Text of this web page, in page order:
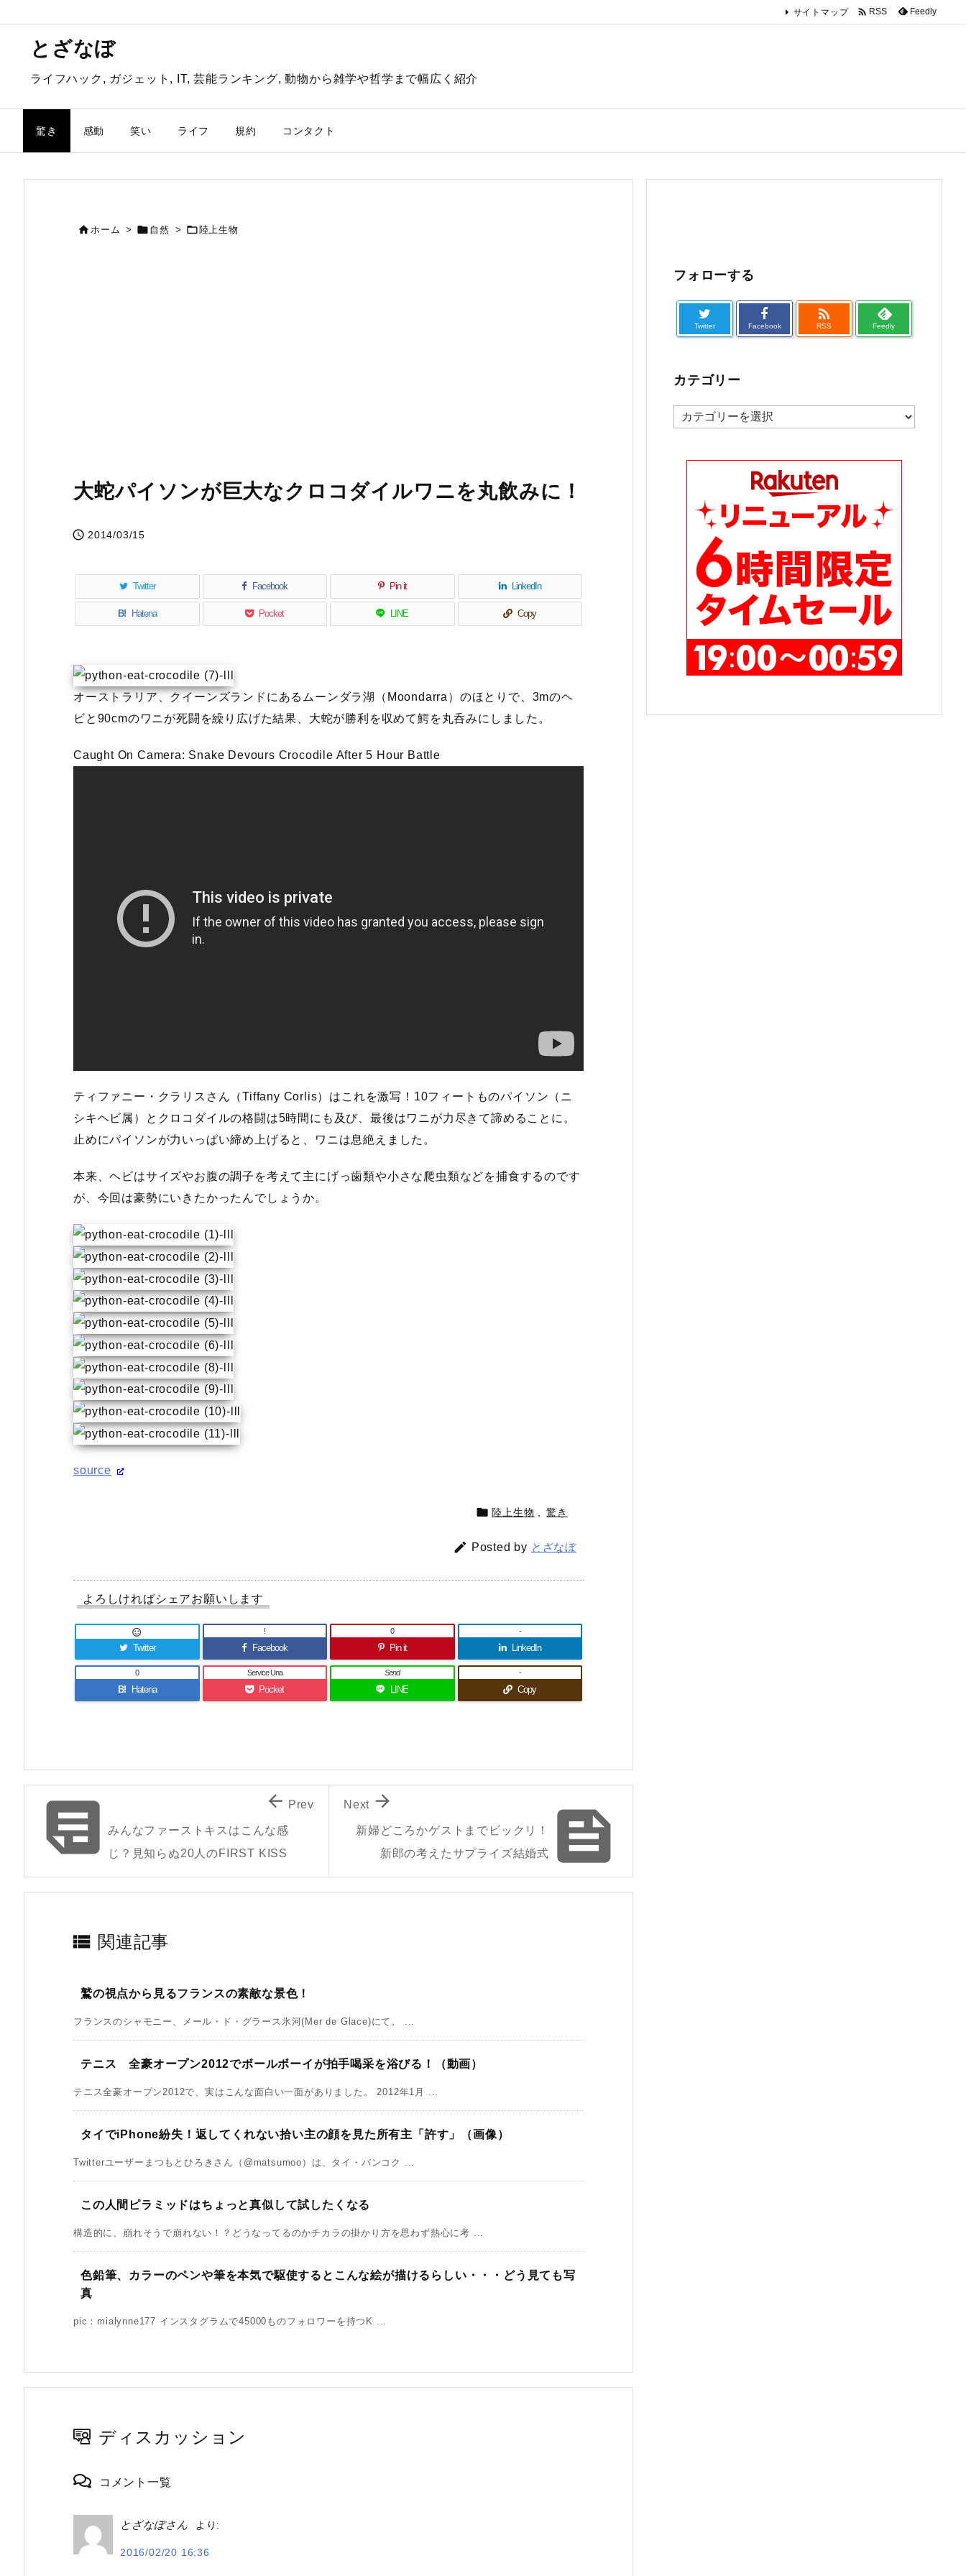
とざなぼ
ライフハック, ガジェット, IT, 芸能ランキング, 動物から雑学や哲学まで幅広く紹介
驚き 感動 笑い ライフ 規約 コンタクト
サイトマップ  RSS Feedly
ホーム >  自然 >  陸上生物
大蛇パイソンが巨大なクロコダイルワニを丸飲みに！
 2014/03/15
Twitter Facebook Pin it LinkedIn
B! Hatena Pocket LINE Copy
オーストラリア、クイーンズランドにあるムーンダラ湖（Moondarra）のほとりで、3mのヘ
ビと90cmのワニが死闘を繰り広げた結果、大蛇が勝利を収めて鰐を丸呑みにしました。
Caught On Camera: Snake Devours Crocodile After 5 Hour Battle
ティファニー・クラリスさん（Tiffany Corlis）はこれを激写！10フィートものパイソン（ニ
シキヘビ属）とクロコダイルの格闘は5時間にも及び、最後はワニが力尽きて諦めることに。
止めにパイソンが力いっぱい締め上げると、ワニは息絶えました。
本来、ヘビはサイズやお腹の調子を考えて主にげっ歯類や小さな爬虫類などを捕食するのです
が、今回は豪勢にいきたかったんでしょうか。
source
 陸上生物 驚き
 Posted by とざなぼ
よろしければシェアお願いします
Twitter

Facebook
!
Pin it
0
LinkedIn
-
B! Hatena
0
Pocket
Service Una
LINE
Send
Copy
-

新婦どころかゲストまでビックリ！
新郎の考えたサプライズ結婚式

Next
みんなファーストキスはこんな感
じ？見知らぬ20人のFIRST KISS
 Prev
 関連記事
鷲の視点から見るフランスの素敵な景色！
フランスのシャモニー、メール・ド・グラース氷河(Mer de Glace)にて。 ...
テニス 全豪オープン2012でボールボーイが拍手喝采を浴びる！（動画）
テニス全豪オープン2012で、実はこんな面白い一面がありました。 2012年1月 ...
タイでiPhone紛失！返してくれない拾い主の顔を見た所有主「許す」（画像）
Twitterユーザーまつもとひろきさん（@matsumoo）は、タイ・バンコク ...
この人間ピラミッドはちょっと真似して試したくなる
構造的に、崩れそうで崩れない！？どうなってるのかチカラの掛かり方を思わず熱心に考 ...
色鉛筆、カラーのペンや筆を本気で駆使するとこんな絵が描けるらしい・・・どう見ても写
真
pic：mialynne177 インスタグラムで45000ものフォロワーを持つK ...
ディスカッション
コメント一覧
とざなぼさん より:
2016/02/20 16:36
フォローする
Twitter Facebook

RSS Feedly
カテゴリー
カ